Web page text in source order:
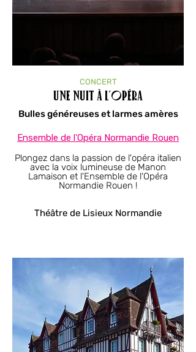
CONCERT
Une Nuit à l’Opéra
Bulles généreuses et larmes amères
Ensemble de l'Opéra Normandie Rouen​
Plongez dans la passion de l'opéra italien
avec la voix lumineuse de Manon
Lamaison et l'Ensemble de l'Opéra
Normandie Rouen !
Théâtre de Lisieux Normandie